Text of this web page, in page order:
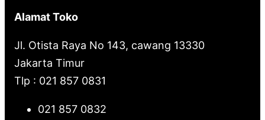
Alamat Toko
Jl. Otista Raya No 143, cawang 13330
Jakarta Timur
Tlp : 021 857 0831
021 857 0832